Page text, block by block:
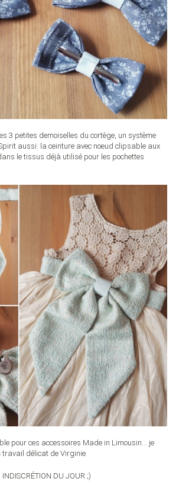
3 petites demoiselles du cortège, un système
aussi: la ceinture avec noeud clipsable aux
le tissus déjà utilisé pour les pochettes
pour ces accessoires Made in Limousin… je
délicat de Virginie.
INDISCRÉTION DU JOUR ;)